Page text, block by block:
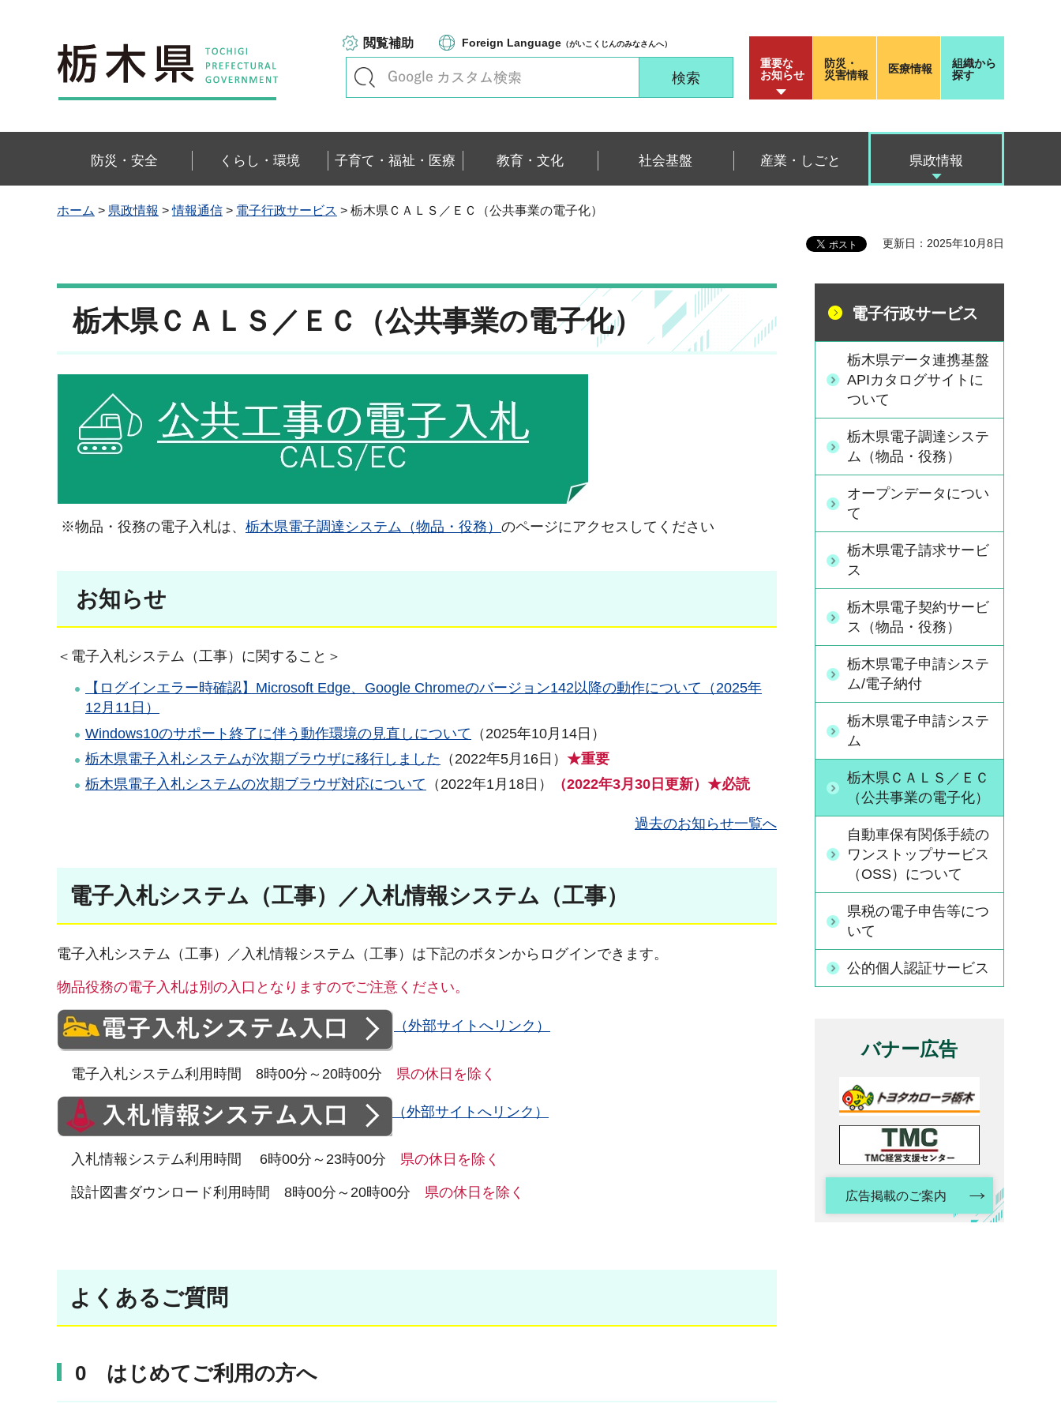
栃木県
閲覧補助 Foreign Language （がいこくじんのみなさんへ）
重要な
お知らせ
防災・
災害情報
医療情報
組織から
探す
防災・安全 くらし・環境 子育て・福祉・医療 教育・文化 社会基盤 産業・しごと 県政情報
ホーム > 県政情報 >情報通信 > 電子行政サービス > 栃木県ＣＡＬＳ／ＥＣ（公共事業の電子化）
更新日：2025年10月8日
栃木県ＣＡＬＳ／ＥＣ（公共事業の電子化）
※物品・役務の電子入札は、 栃木県電子調達システム（物品・役務） のページにアクセスしてください
お知らせ
＜電子入札システム（工事）に関すること＞
【ログインエラー時確認】Microsoft Edge、Google Chromeのバージョン142以降の動作について（2025年
12月11日）
Windows10のサポート終了に伴う動作環境の見直しについて （2025年10月14日）
栃木県電子入札システムが次期ブラウザに移行しました （2022年5月16日） ★重要
栃木県電子入札システムの次期ブラウザ対応について （2022年1月18日） （2022年3月30日更新）★必読
過去のお知らせ一覧へ
電子入札システム（工事）／入札情報システム（工事）
電子入札システム（工事）／入札情報システム（工事）は下記のボタンからログインできます。
物品役務の電子入札は別の入口となりますのでご注意ください。
（外部サイトへリンク）
電子入札システム利用時間 8時00分～20時00分 県の休日を除く
（外部サイトへリンク）
入札情報システム利用時間 6時00分～23時00分 県の休日を除く
設計図書ダウンロード利用時間 8時00分～20時00分 県の休日を除く
よくあるご質問
0 はじめてご利用の方へ
電子行政サービス
栃木県データ連携基盤
APIカタログサイトに
ついて
栃木県電子調達システ
ム（物品・役務）
オープンデータについ
て
栃木県電子請求サービ
ス
栃木県電子契約サービ
ス（物品・役務）
栃木県電子申請システ
ム/電子納付
栃木県電子申請システ
ム
栃木県ＣＡＬＳ／ＥＣ
（公共事業の電子化）
自動車保有関係手続の
ワンストップサービス
（OSS）について
県税の電子申告等につ
いて
公的個人認証サービス
バナー広告
広告掲載のご案内